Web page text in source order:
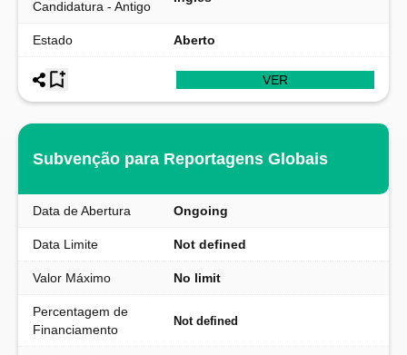
Candidatura - Antigo
Estado Aberto
VER
Subvenção para Reportagens Globais
Data de Abertura Ongoing
Data Limite Not defined
Valor Máximo No limit
Percentagem de
Financiamento
Not defined